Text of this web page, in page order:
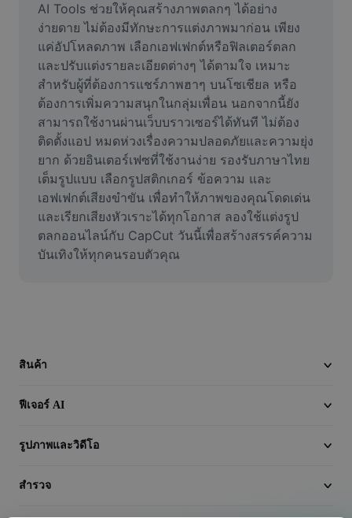
AI Text Remover
AI People Remover
AI Inpainting
Face Cutout
วิดีโอ
ลบพื้นหลังวิดีโอ
ปรับปรุงคุณภาพ
AI Tools ช่วยให้คุณสร้างภาพตลกๆ ได้อย่าง
ง่ายดาย ไม่ต้องมีทักษะการแต่งภาพมาก่อน เพียง
แค่อัปโหลดภาพ เลือกเอฟเฟกต์หรือฟิลเตอร์ตลก
และปรับแต่งรายละเอียดต่างๆ ได้ตามใจ เหมาะ
สำหรับผู้ที่ต้องการแชร์ภาพฮาๆ บนโซเชียล หรือ
ต้องการเพิ่มความสนุกในกลุ่มเพื่อน นอกจากนี้ยัง
สามารถใช้งานผ่านเว็บบราวเซอร์ได้ทันที ไม่ต้อง
ติดตั้งแอป หมดห่วงเรื่องความปลอดภัยและความยุ่ง
ยาก ด้วยอินเตอร์เฟซที่ใช้งานง่าย รองรับภาษาไทย
เต็มรูปแบบ เลือกรูปสติกเกอร์ ข้อความ และ
เอฟเฟกต์เสียงขำขัน เพื่อทำให้ภาพของคุณโดดเด่น
และเรียกเสียงหัวเราะได้ทุกโอกาส ลองใช้แต่งรูป
ตลกออนไลน์กับ CapCut วันนี้เพื่อสร้างสรรค์ความ
บันเทิงให้ทุกคนรอบตัวคุณ
สินค้า
ฟีเจอร์ AI
รูปภาพและวิดีโอ
สำรวจ